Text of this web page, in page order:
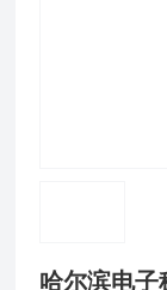
哈尔滨电子